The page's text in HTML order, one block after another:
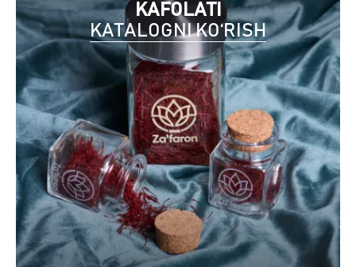
KAFOLATI
KATALOGNI KO‘RISH